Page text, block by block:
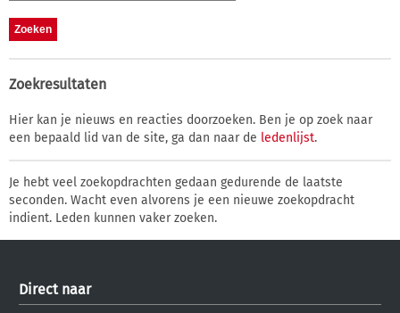
Zoekresultaten
Hier kan je nieuws en reacties doorzoeken. Ben je op zoek naar
een bepaald lid van de site, ga dan naar de ledenlijst.
Je hebt veel zoekopdrachten gedaan gedurende de laatste
seconden. Wacht even alvorens je een nieuwe zoekopdracht
indient. Leden kunnen vaker zoeken.
Direct naar